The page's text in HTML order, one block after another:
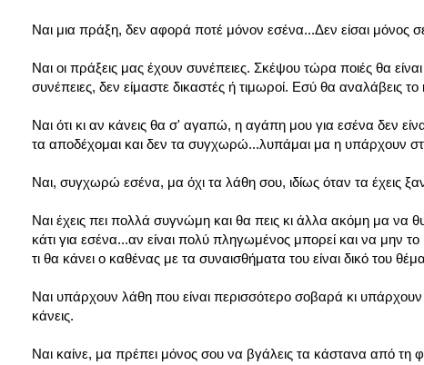
Ναι μια πράξη, δεν αφορά ποτέ μόνον εσένα...Δεν είσαι μόνος
Ναι οι πράξεις μας έχουν συνέπειες. Σκέψου τώρα ποιές θα
συνέπειες, δεν είμαστε δικαστές ή τιμωροί. Εσύ θα αναλάβεις
Ναι ότι κι αν κάνεις θα σ' αγαπώ, η αγάπη μου για εσένα δεν
τα αποδέχομαι και δεν τα συγχωρώ...λυπάμαι μα η υπάρχουν
Ναι, συγχωρώ εσένα, μα όχι τα λάθη σου, ιδίως όταν τα έχεις
Ναι έχεις πει πολλά συγνώμη και θα πεις κι άλλα ακόμη μα να
κάτι για εσένα...αν είναι πολύ πληγωμένος μπορεί και να μην
τι θα κάνει ο καθένας με τα συναισθήματα του είναι δικό του
Ναι υπάρχουν λάθη που είναι περισσότερο σοβαρά κι
κάνεις.
Ναι καίνε, μα πρέπει μόνος σου να βγάλεις τα κάστανα από τη